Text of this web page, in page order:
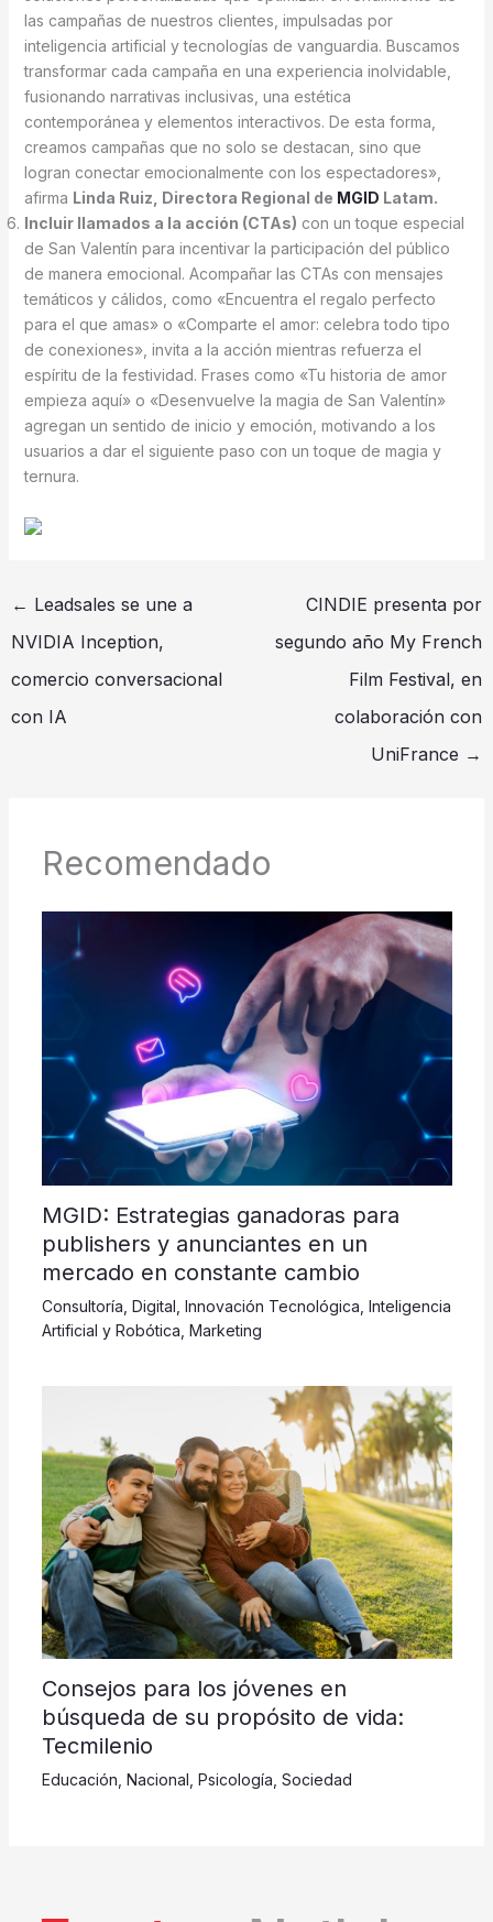
las campañas de nuestros clientes, impulsadas por
inteligencia artificial y tecnologías de vanguardia. Buscamos
transformar cada campaña en una experiencia inolvidable,
fusionando narrativas inclusivas, una estética
contemporánea y elementos interactivos. De esta forma,
creamos campañas que no solo se destacan, sino que
logran conectar emocionalmente con los espectadores»,
afirma Linda Ruiz, Directora Regional de MGID Latam.
Incluir llamados a la acción (CTAs) con un toque especial
de San Valentín para incentivar la participación del público
de manera emocional. Acompañar las CTAs con mensajes
temáticos y cálidos, como «Encuentra el regalo perfecto
para el que amas» o «Comparte el amor: celebra todo tipo
de conexiones», invita a la acción mientras refuerza el
espíritu de la festividad. Frases como «Tu historia de amor
empieza aquí» o «Desenvuelve la magia de San Valentín»
agregan un sentido de inicio y emoción, motivando a los
usuarios a dar el siguiente paso con un toque de magia y
ternura.
← Leadsales se une a
NVIDIA Inception,
comercio conversacional
con IA
CINDIE presenta por
segundo año My French
Film Festival, en
colaboración con
UniFrance →
Recomendado
MGID: Estrategias ganadoras para
publishers y anunciantes en un
mercado en constante cambio
Consultoría Digital Innovación Tecnológica Inteligencia
Artificial y Robótica Marketing
Consejos para los jóvenes en
búsqueda de su propósito de vida:
Tecmilenio
Educación Nacional Psicología Sociedad